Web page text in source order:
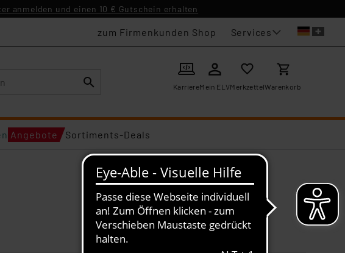
anmelden und einen 10 € Gutschein erhalten
zum Firmenkunden Shop Services
KarriereMein ELVMerkzettelWarenkorb
Angebote Sortiments-Deals